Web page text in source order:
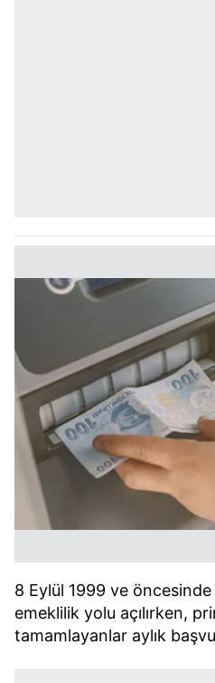
8 Eylül 1999 ve
emeklilik yolu açılırken,
tamamlayanlar aylık